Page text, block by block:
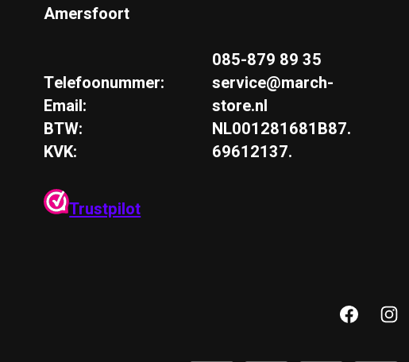
Amersfoort
Telefoonummer:
Email:
BTW:
KVK:
085-879 89 35
service@march-
store.nl
NL001281681B87.
69612137.
Trustpilot